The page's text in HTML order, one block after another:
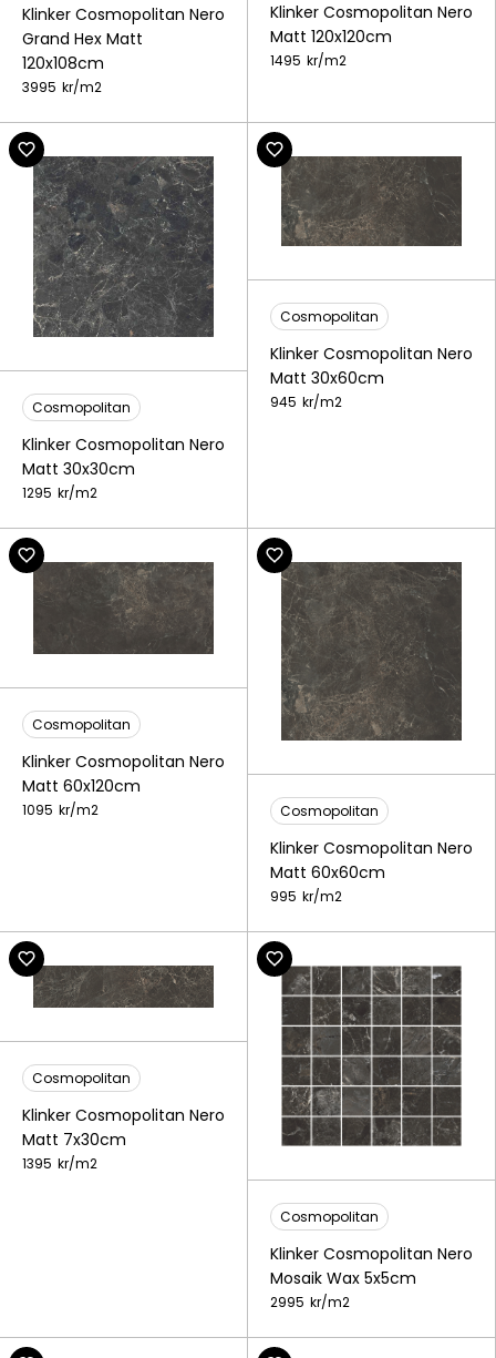
Klinker Cosmopolitan Nero
Grand Hex Matt
120x108cm
3995 kr/m2
Klinker Cosmopolitan Nero
Matt 120x120cm
1495 kr/m2
Cosmopolitan
Klinker Cosmopolitan Nero
Matt 30x30cm
1295 kr/m2
Cosmopolitan
Klinker Cosmopolitan Nero
Matt 30x60cm
945 kr/m2
Cosmopolitan
Klinker Cosmopolitan Nero
Matt 60x120cm
1095 kr/m2 Cosmopolitan
Klinker Cosmopolitan Nero
Matt 60x60cm
995 kr/m2
Cosmopolitan
Klinker Cosmopolitan Nero
Matt 7x30cm
1395 kr/m2
Cosmopolitan
Klinker Cosmopolitan Nero
Mosaik Wax 5x5cm
2995 kr/m2